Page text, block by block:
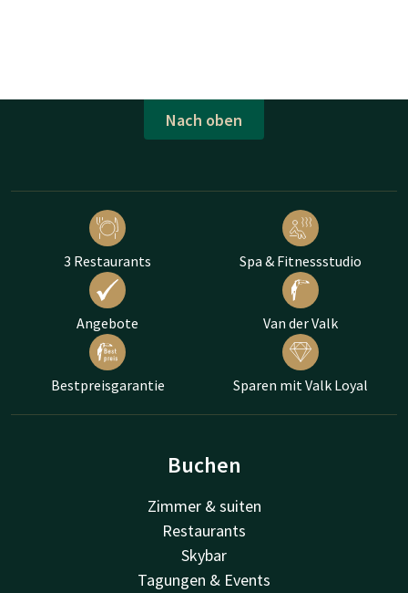
Nach oben
3 Restaurants Spa & Fitnessstudio
Angebote Van der Valk
Bestpreisgarantie Sparen mit Valk Loyal
Buchen
Zimmer & suiten
Restaurants
Skybar
Tagungen & Events